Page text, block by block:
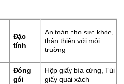
Đặc
tính
An toàn cho sức khỏe,
thân thiện với môi
trường
Đóng
gói
Hộp giấy bìa cứng, Túi
giấy quai xách